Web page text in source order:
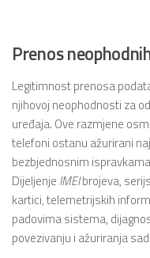
Prenos
Legitimnost prenosa
njihovoj neophodnosti za
uređaja. Ove razmjene
telefoni ostanu ažurirani
bezbjednosnim
Dijeljenje IMEIbrojeva,
kartici, telemetrijskih
padovima sistema,
povezivanju i ažuriranja